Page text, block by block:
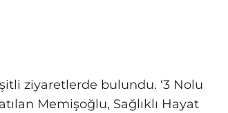
ziyaretlerde bulundu. ‘3 Nolu
Memişoğlu, Sağlıklı Hayat